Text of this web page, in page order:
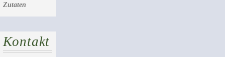
Zutaten
Kontakt